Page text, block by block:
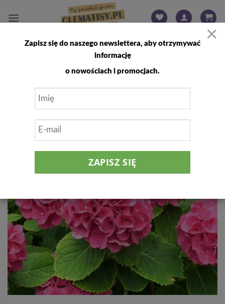
FILTRUJ
×
Zapisz się do naszego newslettera, aby otrzymywać
informację
o nowościach i promocjach.